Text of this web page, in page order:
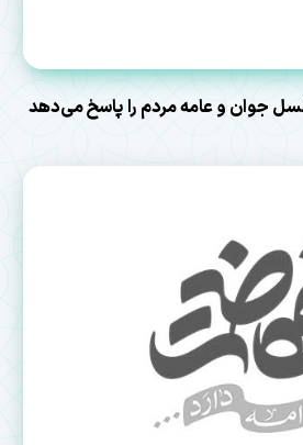
جوان و عامه مردم را پاسخ می‌دهد